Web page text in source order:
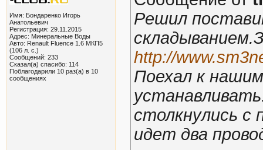
Имя: Бондаренко Игорь
Анатольевич
Регистрация: 29.11.2015
Адрес: Минеральные Воды
Авто: Renault Fluence 1.6 МКП5
(106 л. с.)
Сообщений: 233
Сказал(а) спасибо: 114
Поблагодарили 10 раз(а) в 10
сообщениях
Решил
http://
Поехал к
столкнулись с
идет два